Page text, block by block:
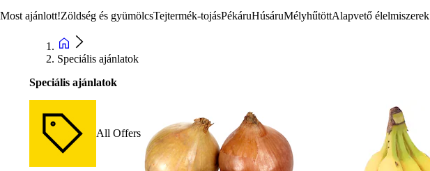
Most ajánlott!Zöldség és gyümölcsTejtermék-tojásPékáruHúsáruMélyhűtöttAlapvető élelmiszerek
Speciális ajánlatok
Speciális ajánlatok
All Offers